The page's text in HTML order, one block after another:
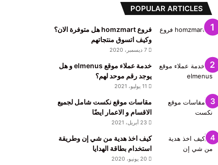
POPULAR ARTICLES
فروع homzmart هل متوفرة الان؟
وكيف اتسوق منتجاتهم
7 ديسمبر، 2020
خدمة عملاء موقع elmenus و هل
يوجد رقم موحد لهم؟
11 يوليو، 2021
مقاسات موقع نكست شامل لجميع
الاقسام و الاعمار ايضًا
23 أبريل، 2021
كيف اخذ هدية من شي إن وطريقة
استخدام بطاقة الهدايا
20 يونيو، 2020